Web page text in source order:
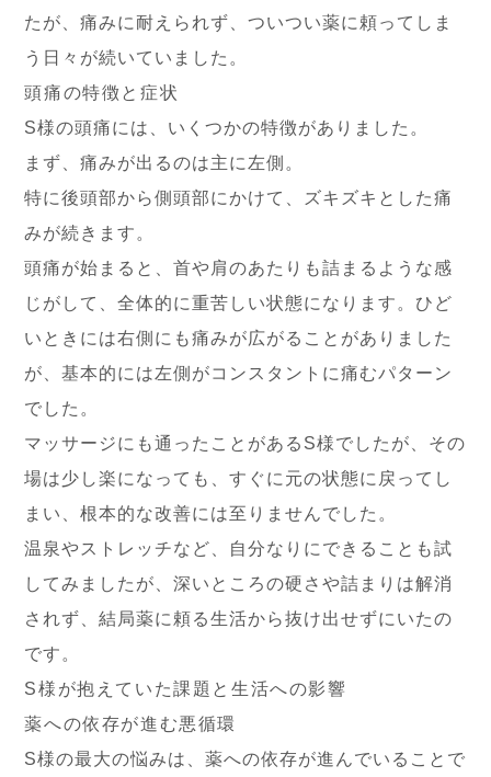
たが、痛みに耐えられず、ついつい薬に頼ってしま
う日々が続いていました。
頭痛の特徴と症状
S様の頭痛には、いくつかの特徴がありました。
まず、痛みが出るのは主に左側。
特に後頭部から側頭部にかけて、ズキズキとした痛
みが続きます。
頭痛が始まると、首や肩のあたりも詰まるような感
じがして、全体的に重苦しい状態になります。ひど
いときには右側にも痛みが広がることがありました
が、基本的には左側がコンスタントに痛むパターン
でした。
マッサージにも通ったことがあるS様でしたが、その
場は少し楽になっても、すぐに元の状態に戻ってし
まい、根本的な改善には至りませんでした。
温泉やストレッチなど、自分なりにできることも試
してみましたが、深いところの硬さや詰まりは解消
されず、結局薬に頼る生活から抜け出せずにいたの
です。
S様が抱えていた課題と生活への影響
薬への依存が進む悪循環
S様の最大の悩みは、薬への依存が進んでいることで